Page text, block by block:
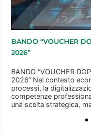
GREEN TOUR, 109
GREEN TOUR, 109
Il Fondo per il
tour -, disciplinato dal
marzo 2026 e dal DD